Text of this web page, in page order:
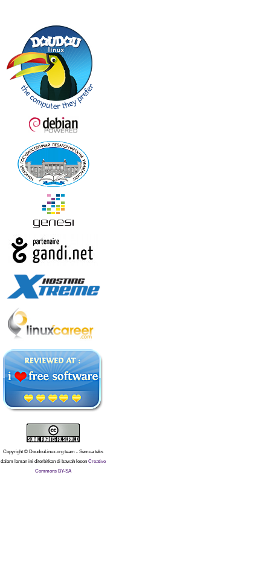
Copyright © DoudouLinux.org team - Semua teks
dalam laman ini diterbitkan di bawah lesenCreative
Commons BY-SA